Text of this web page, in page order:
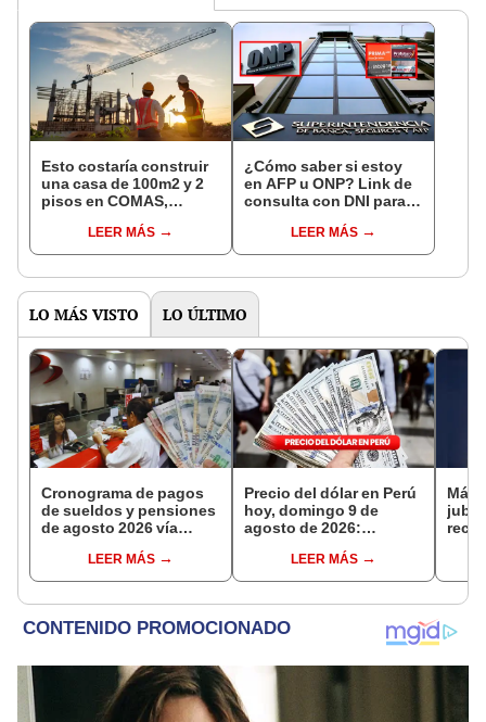
Esto costaría construir
una casa de 100m2 y 2
pisos en COMAS,
distritos de LIMA
NORTE
LEER MÁS
¿Cómo saber si estoy
en AFP u ONP? Link de
consulta con DNI para
pensiones estás
LEER MÁS
LO MÁS VISTO LO ÚLTIMO
Cronograma de pagos
de sueldos y pensiones
de agosto 2026 vía
conoce las fechas de
depósito
LEER MÁS
Precio del dólar en Perú
hoy, domingo 9 de
agosto de 2026:
cambio en bancos,
casas de cambio y
LEER MÁS
Más